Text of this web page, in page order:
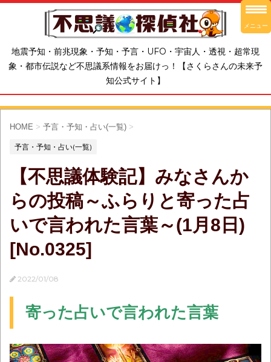
地震予知・前兆現象・予知・予言・UFO・宇宙人・透視・超常現
象・都市伝説など不思議系情報をお届けっ！【さくらさんの未来予
知公式サイト】
HOME > 予言・予知・占い(一覧) >
予言・予知・占い(一覧)
【不思議体験記】みなさんか
らの投稿～ふらりと寄った占
いで言われた言葉～(1月8日)
[No.0325]
2022/01/08
寄った占いで言われた言葉
メニュー